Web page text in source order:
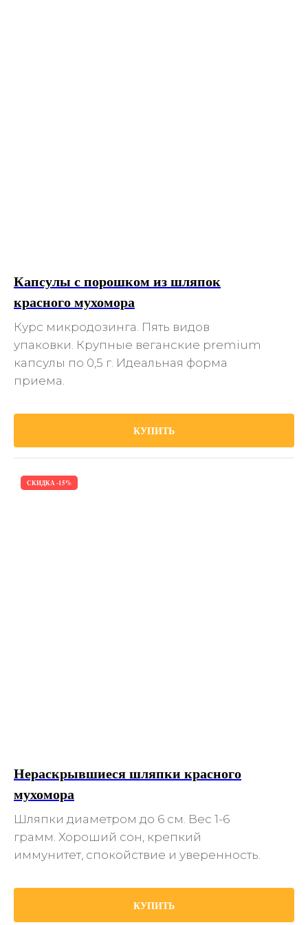
Капсулы с порошком из шляпок
красного мухомора
Курс микродозинга. Пять видов
упаковки. Крупные веганские premium
капсулы по 0,5 г. Идеальная форма
приема.
КУПИТЬ
СКИДКА -15%
Нераскрывшиеся шляпки красного
мухомора
Шляпки диаметром до 6 см. Вес 1-6
грамм. Хороший сон, крепкий
иммунитет, спокойствие и уверенность.
КУПИТЬ